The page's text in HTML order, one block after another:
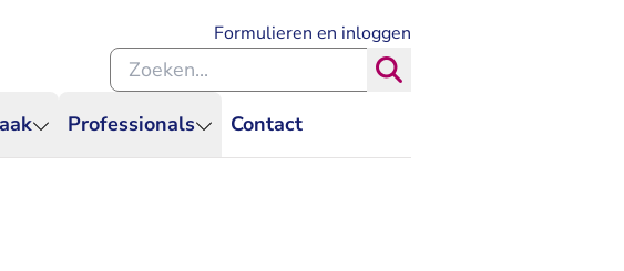
Professionals Contact
Formulieren en inloggen
Zoeken binnen de Rechtspraak